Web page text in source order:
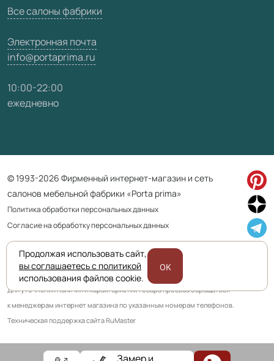
Все салоны фабрики
Электронная почта
info@portaprima.ru
10:00-22:00
ежедневно
© 1993-2026 Фирменный интернет-магазин и сеть
салонов мебельной фабрики «Porta prima»
Политика обработки персональных данных
Согласие на обработку персональных данных
Приведенная на сайте информация не является публичной офертой
и носит информационно ознакомительный характер.
Для уточнения наличия и характеристик товара просьба обращаться
к менеджерам интернет магазина по указанным номерам телефонов.
Техническая поддержка сайта RuMaster
Продолжая использовать сайт,
вы соглашаетесь с политикой
использования файлов cookie.
OK